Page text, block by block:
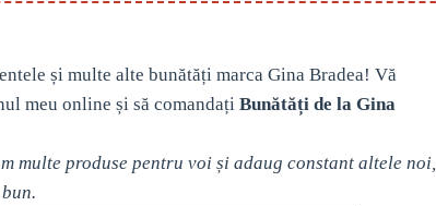
și multe alte bunătăți marca Gina Bradea! Vă
meu online și să comandați Bunătăți de la Gina
multe produse pentru voi și adaug constant altele noi,